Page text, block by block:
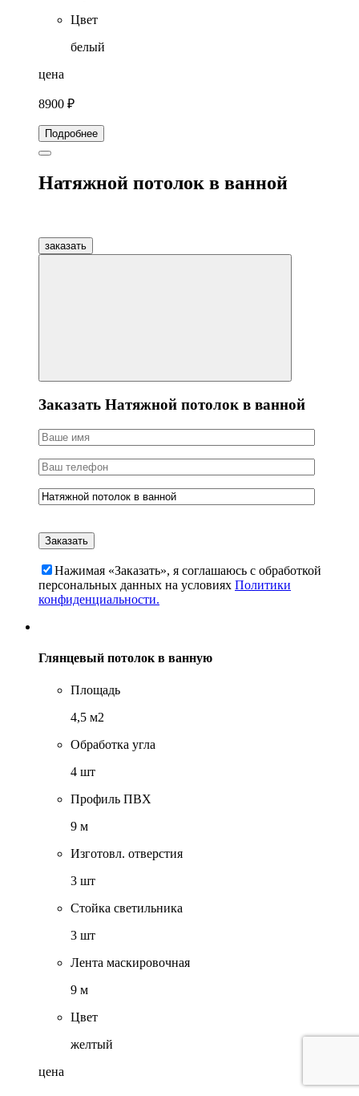
Цвет
белый
цена
8900 ₽
Подробнее
Натяжной потолок в ванной
заказать
Заказать Натяжной потолок в ванной
Нажимая «Заказать», я соглашаюсь c обработкой
персональных данных на условиях Политики
конфиденциальности.
Глянцевый потолок в ванную
Площадь
4,5 м2
Обработка угла
4 шт
Профиль ПВХ
9 м
Изготовл. отверстия
3 шт
Стойка светильника
3 шт
Лента маскировочная
9 м
Цвет
желтый
цена